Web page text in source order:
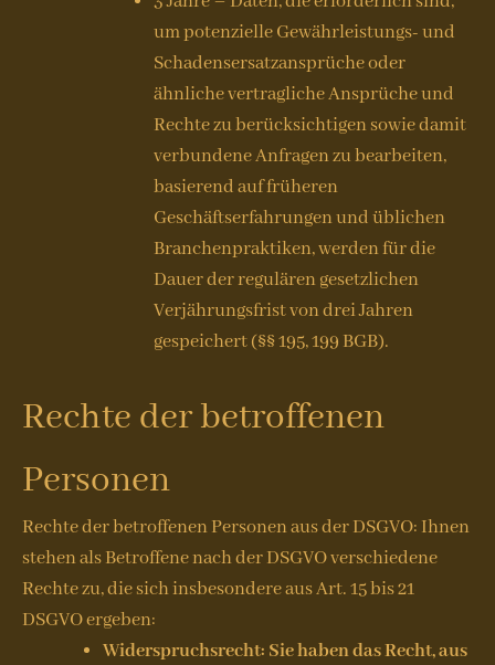
um potenzielle Gewährleistungs- und
Schadensersatzansprüche oder
ähnliche vertragliche Ansprüche und
Rechte zu berücksichtigen sowie damit
verbundene Anfragen zu bearbeiten,
basierend auf früheren
Geschäftserfahrungen und üblichen
Branchenpraktiken, werden für die
Dauer der regulären gesetzlichen
Verjährungsfrist von drei Jahren
gespeichert (§§ 195, 199 BGB).
Rechte der betroffenen
Personen
Rechte der betroffenen Personen aus der DSGVO: Ihnen
stehen als Betroffene nach der DSGVO verschiedene
Rechte zu, die sich insbesondere aus Art. 15 bis 21
DSGVO ergeben:
Widerspruchsrecht: Sie haben das Recht, aus